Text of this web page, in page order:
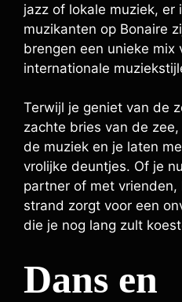
jazz of lokale muziek, er
muzikanten op Bonaire
brengen een unieke mix
internationale
Terwijl je geniet van de
zachte bries van de
de muziek en je laten
vrolijke deuntjes. Of je
partner of met vrienden,
strand zorgt voor een
die je nog lang zult
Dans en